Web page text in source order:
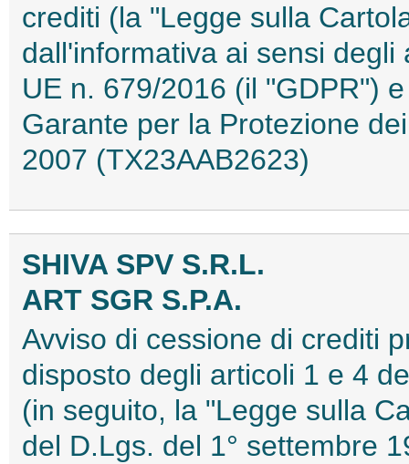
crediti (la "Legge sulla
dall'informativa ai sensi
UE n. 679/2016 (il "GDPR")
Garante per la Protezione
2007 (TX23AAB2623)
SHIVA SPV S.R.L.
ART SGR S.P.A.
Avviso di cessione di crediti
disposto degli articoli 1 e 4
(in seguito, la "Legge sulla
del D.Lgs. del 1° settembre